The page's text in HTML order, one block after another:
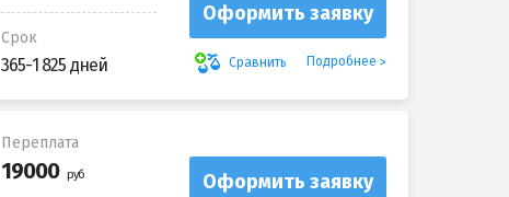
Срок
365-1 825 дней
Оформить заявку
Сравнить Подробнее
Переплата
Оформить заявку